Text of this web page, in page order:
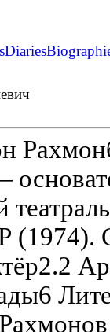
Diaries